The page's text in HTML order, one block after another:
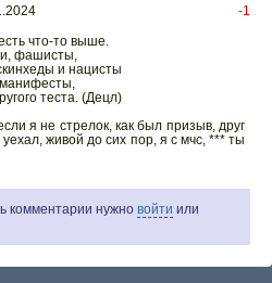
-1
что-то выше.
фашисты,
и нацисты
манифесты,
теста. (Децл)
я не стрелок, как был призыв, друг
живой до сих пор, я с мчс, *** ты
комментарии нужно войти или